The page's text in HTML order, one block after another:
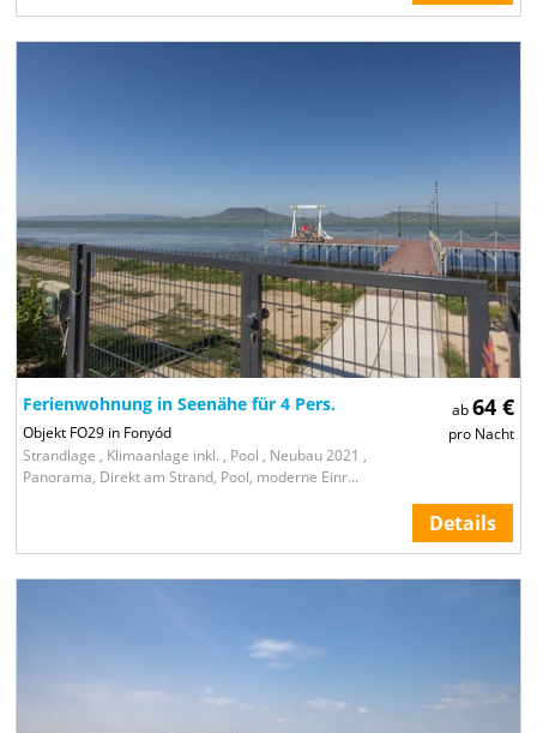
ab64 €
pro Nacht
Ferienwohnung in Seenähe für 4 Pers.
Objekt FO29 in Fonyód
Strandlage , Klimaanlage inkl. , Pool , Neubau 2021 ,
Panorama, Direkt am Strand, Pool, moderne Einr...
Details